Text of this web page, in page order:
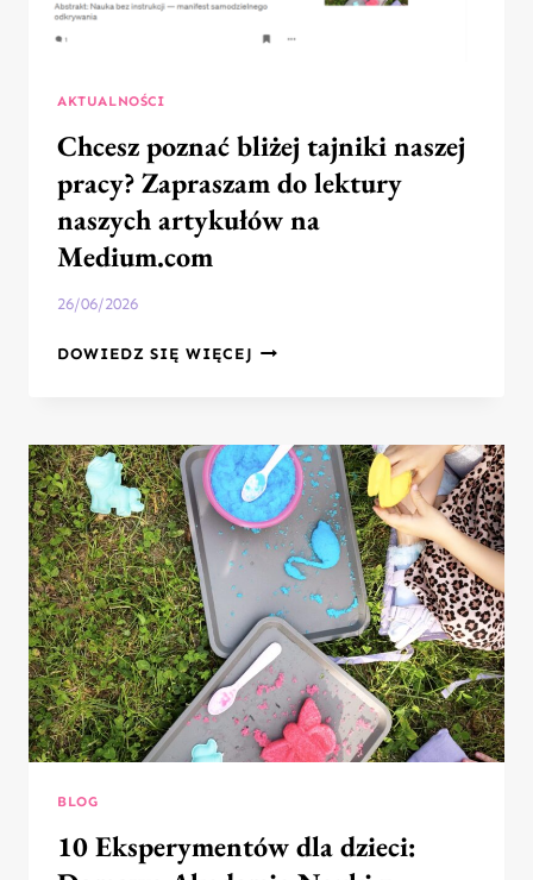
AKTUALNOŚCI
Chcesz poznać bliżej tajniki naszej
pracy? Zapraszam do lektury
naszych artykułów na
Medium.com
26/06/2026
DOWIEDZ SIĘ WIĘCEJ CHCESZ
NASZEJ
PRACY?
ZAPRASZAM
DO
LEKTURY
NASZYCH
ARTYKUŁÓW
NA
MEDIUM.COM
BLOG
10 Eksperymentów dla dzieci: